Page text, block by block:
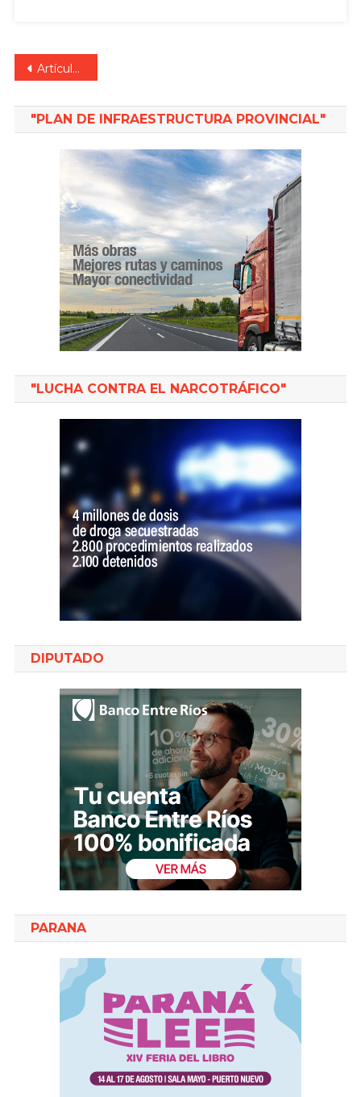
Navegación
de
entradas
Artículos antiguos
"PLAN DE INFRAESTRUCTURA PROVINCIAL"
"LUCHA CONTRA EL NARCOTRÁFICO"
DIPUTADO
PARANA